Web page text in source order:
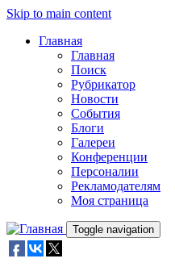
Skip to main content
Главная
Главная
Поиск
Рубрикатор
Новости
События
Блоги
Галереи
Конференции
Персоналии
Рекламодателям
Моя страница
Toggle navigation